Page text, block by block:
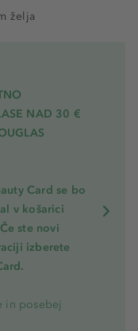
želja
NAD 30 €
Card se bo
v košarici
ste novi
izberete
in posebej